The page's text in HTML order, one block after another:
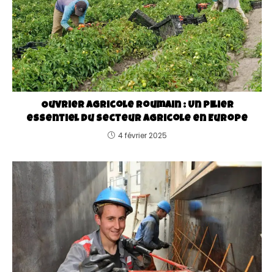
Ouvrier agricole roumain : Un pilier
essentiel du secteur agricole en Europe
4 février 2025